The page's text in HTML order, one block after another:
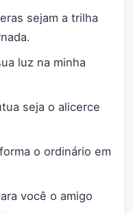
sejam a trilha
luz na minha
seja o alicerce
o ordinário em
você o amigo